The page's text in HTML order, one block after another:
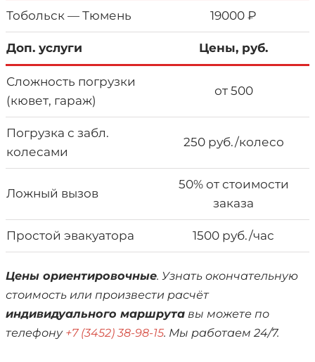
Тобольск — Тюмень 19000 ₽
Доп. услуги Цены, руб.
Сложность погрузки
(кювет, гараж)
от 500
Погрузка с забл.
колесами
250 руб./колесо
Ложный вызов
50% от стоимости
заказа
Простой эвакуатора 1500 руб./час
Цены ориентировочные. Узнать окончательную
стоимость или произвести расчёт
индивидуального маршрута вы можете по
телефону +7 (3452) 38-98-15. Мы работаем 24/7.